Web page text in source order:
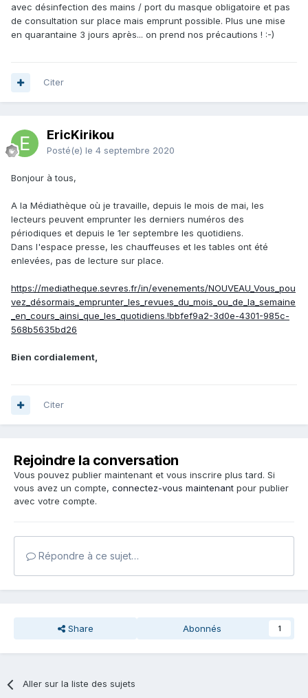
avec désinfection des mains / port du masque obligatoire et pas
de consultation sur place mais emprunt possible. Plus une mise
en quarantaine 3 jours après... on prend nos précautions ! :-)
Citer
EricKirikou
Posté(e) le 4 septembre 2020
Bonjour à tous,
A la Médiathèque où je travaille, depuis le mois de mai, les
lecteurs peuvent emprunter les derniers numéros des
périodiques et depuis le 1er septembre les quotidiens.
Dans l'espace presse, les chauffeuses et les tables ont été
enlevées, pas de lecture sur place.
https://mediatheque.sevres.fr/in/evenements/NOUVEAU_Vous_pou
vez_désormais_emprunter_les_revues_du_mois_ou_de_la_semaine
_en_cours_ainsi_que_les_quotidiens.!bbfef9a2-3d0e-4301-985c-
568b5635bd26
Bien cordialement,
Citer
Rejoindre la conversation
Vous pouvez publier maintenant et vous inscrire plus tard. Si
vous avez un compte, connectez-vous maintenant pour publier
avec votre compte.
Répondre à ce sujet…
Share Abonnés 1
Aller sur la liste des sujets